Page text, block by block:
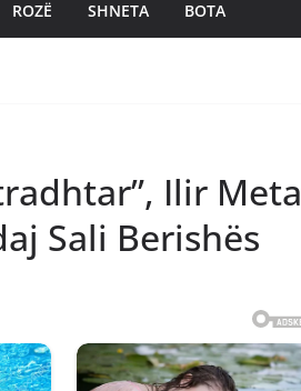
ROZË SHNETA BOTA
Ilir Meta
Sali Berishës